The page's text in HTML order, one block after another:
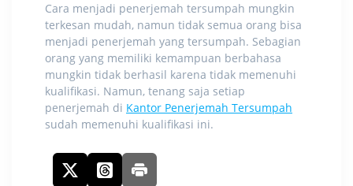
Cara menjadi penerjemah tersumpah mungkin
terkesan mudah, namun tidak semua orang bisa
menjadi penerjemah yang tersumpah. Sebagian
orang yang memiliki kemampuan berbahasa
mungkin tidak berhasil karena tidak memenuhi
kualifikasi. Namun, tenang saja setiap
penerjemah di Kantor Penerjemah Tersumpah
sudah memenuhi kualifikasi ini.